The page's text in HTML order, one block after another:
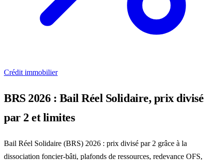
Crédit immobilier
BRS 2026 : Bail Réel Solidaire, prix divisé
par 2 et limites
Bail Réel Solidaire (BRS) 2026 : prix divisé par 2 grâce à la
dissociation foncier-bâti, plafonds de ressources, redevance OFS,